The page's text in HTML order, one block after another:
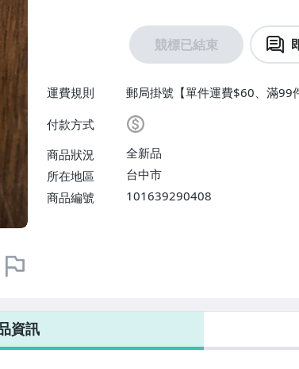
競標已結束
運費規則
郵局掛號【單件運費$60、滿99
付款方式
商品狀況
全新品
所在地區
台中市
商品編號
101639290408
資訊